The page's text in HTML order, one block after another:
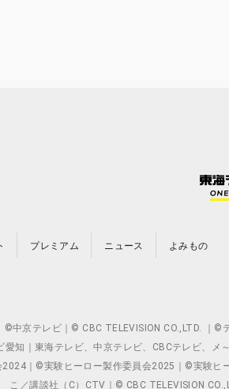
プレミアム ニュース よみもの
中京テレビ｜© CBC TELEVISION CO.,LTD. ｜
愛知｜東海テレビ、中京テレビ、CBCテレビ、
｜©実験ヒーロー製作委員会2025｜©実験ヒ
こ／講談社（C）CTV｜© CBC TELEVISION